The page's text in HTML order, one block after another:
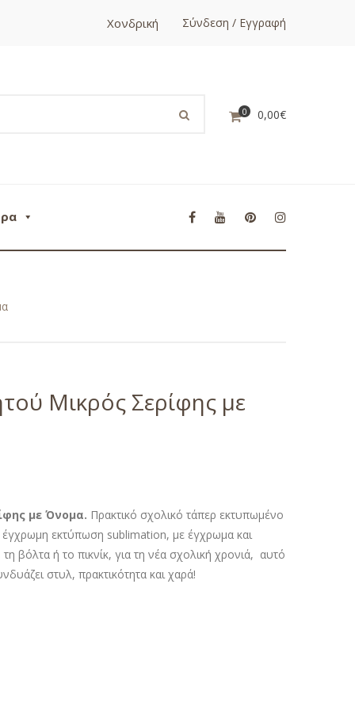
Χονδρική Σύνδεση / Εγγραφή
0 0,00€
Μικρός Σερίφης με
με Όνομα. Πρακτικό σχολικό τάπερ εκτυπωμένο
εκτύπωση sublimation, με έγχρωμα και
βόλτα ή το πικνίκ, για τη νέα σχολική χρονιά, αυτό
στυλ, πρακτικότητα και χαρά!